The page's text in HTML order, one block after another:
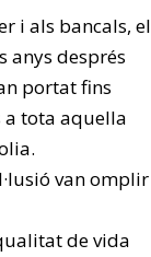
i als bancals,
anys després
portat fins
a tota aquella
van omplir
de vida